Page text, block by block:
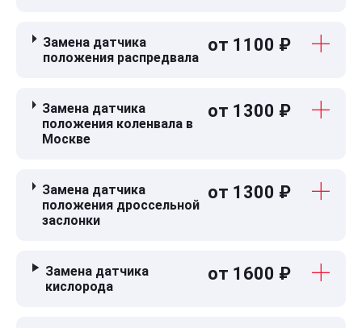
Замена датчика
положения распредвала
от 1100 ₽
Замена датчика
положения коленвала в
Москве
от 1300 ₽
Замена датчика
положения дроссельной
заслонки
от 1300 ₽
Замена датчика
кислорода
от 1600 ₽